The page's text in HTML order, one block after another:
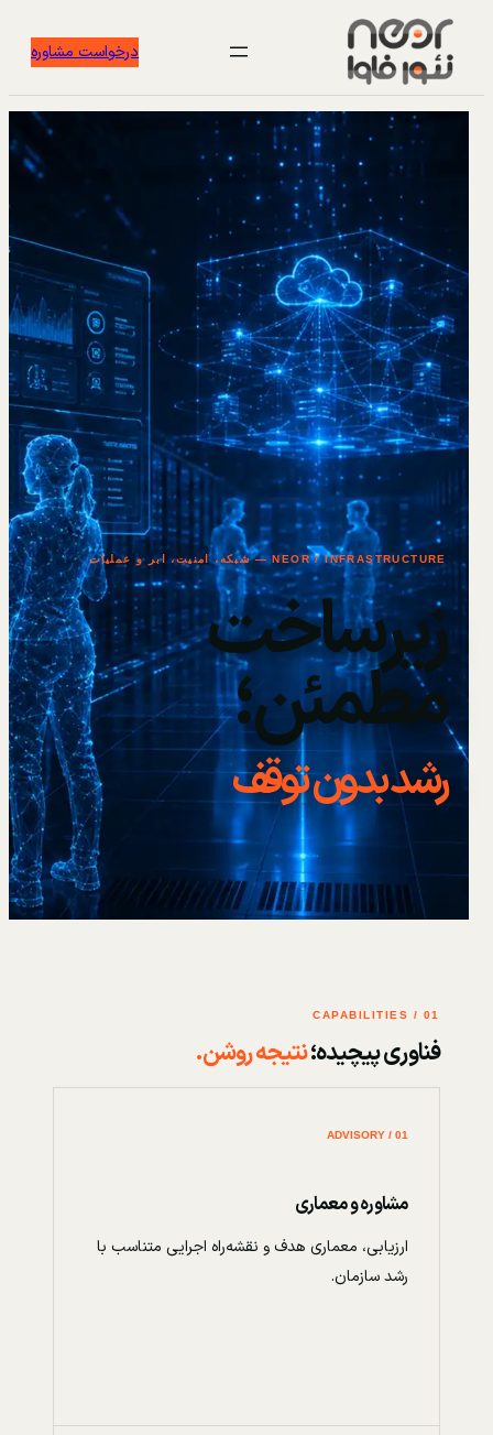
درخواست مشاوره
NEOR / INFRASTRUCTURE — شبکه، امنیت، ابر و عملیات
زیرساخت
مطمئن؛
رشد بدون توقف
01 / CAPABILITIES
فناوری پیچیده؛نتیجه روشن.
01 / ADVISORY
مشاوره و معماری
ارزیابی، معماری هدف و نقشه‌راه اجرایی متناسب با
رشد سازمان.